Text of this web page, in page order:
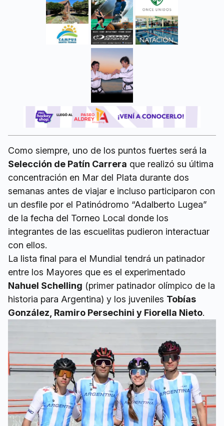
Como siempre, uno de los puntos fuertes será la
Selección de Patín Carrera que realizó su última
concentración en Mar del Plata durante dos
semanas antes de viajar e incluso participaron con
un desfile por el Patinódromo “Adalberto Lugea”
de la fecha del Torneo Local donde los
integrantes de las escuelitas pudieron interactuar
con ellos.
La lista final para el Mundial tendrá un patinador
entre los Mayores que es el experimentado
Nahuel Schelling (primer patinador olímpico de la
historia para Argentina) y los juveniles Tobías
González, Ramiro Persechini y Fiorella Nieto.